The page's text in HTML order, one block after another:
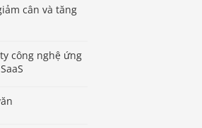
cân và tăng
công nghệ ứng